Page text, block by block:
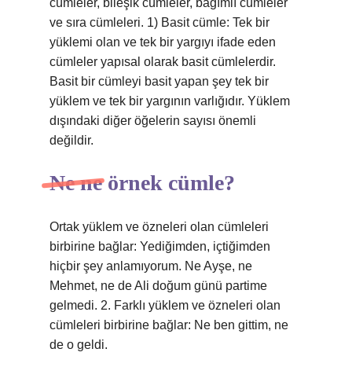
cümleler, bileşik cümleler, bağımlı cümleler
ve sıra cümleleri. 1) Basit cümle: Tek bir
yüklemi olan ve tek bir yargıyı ifade eden
cümleler yapısal olarak basit cümlelerdir.
Basit bir cümleyi basit yapan şey tek bir
yüklem ve tek bir yargının varlığıdır. Yüklem
dışındaki diğer öğelerin sayısı önemli
değildir.
Ne ne örnek cümle?
Ortak yüklem ve özneleri olan cümleleri
birbirine bağlar: Yediğimden, içtiğimden
hiçbir şey anlamıyorum. Ne Ayşe, ne
Mehmet, ne de Ali doğum günü partime
gelmedi. 2. Farklı yüklem ve özneleri olan
cümleleri birbirine bağlar: Ne ben gittim, ne
de o geldi.